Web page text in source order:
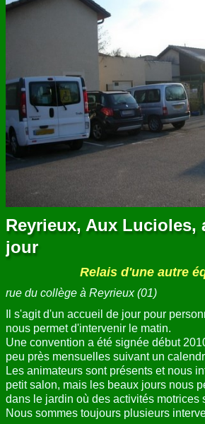
Reyrieux, Aux Lucioles,
jour
Relais d'une autre
rue du collège à Reyrieux (01)
Il s'agit d'un accueil de jour pour
nous permet d'intervenir le matin.
Une convention a été signée début
peu près mensuelles suivant un
Les animateurs sont présents et nous
petit salon, mais les beaux jours nous
dans le jardin où des activités motrices
Nous sommes toujours plusieurs